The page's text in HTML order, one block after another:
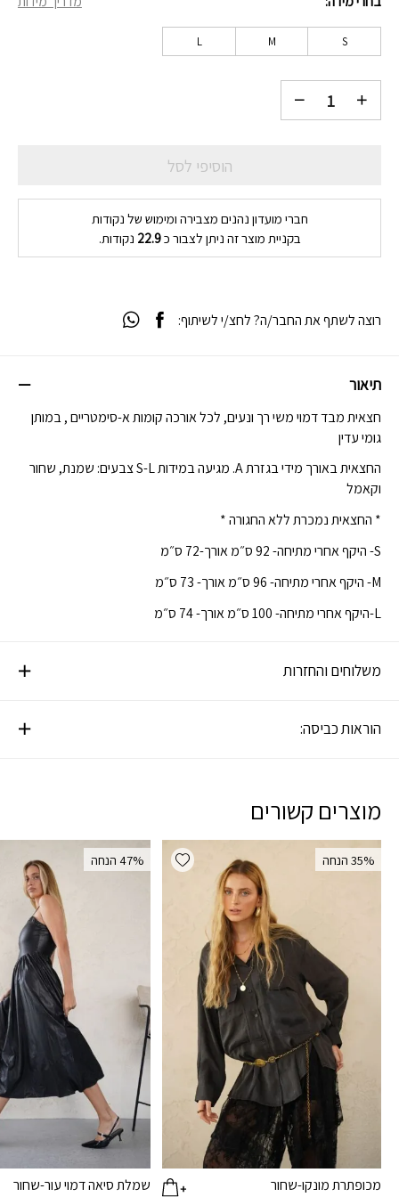
₪329.
S
M
L
הוסיפי לסל
חברי מועדון נהנים מצבירה ומימוש של נקודות
בקניית מוצר זה ניתן לצבור כ22.9 נקודות.
תיאור
חצאית מבד דמוי משי רך ונעים, לכל אורכה קומות א-סימטריים , במותן
גומי עדין
החצאית באורך מידי בגזרת A. מגיעה במידות S-L צבעים: שמנת, שחור
וקאמל
* החצאית נמכרת ללא החגורה *
S- היקף אחרי מתיחה- 92 ס״מ אורך-72 ס״מ
M- היקף אחרי מתיחה- 96 ס״מ אורך- 73 ס״מ
L-היקף אחרי מתיחה- 100 ס״מ אורך- 74 ס״מ
משלוחים והחזרות
הוראות כביסה:
רוצה לשתף את החבר/ה? לחצ/י לשיתוף:
מוצרים קשורים
Add wishlist ‫35% הנחה
מכופתרת מונקו-שחור
‫47% הנחה
שמלת סיאה דמוי עור-שחור